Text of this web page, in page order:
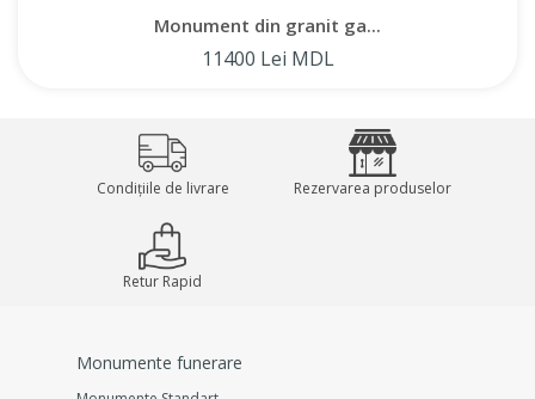
Monument din granit ga...
11400 Lei MDL
Condițiile de livrare Rezervarea produselor
Retur Rapid
Monumente funerare